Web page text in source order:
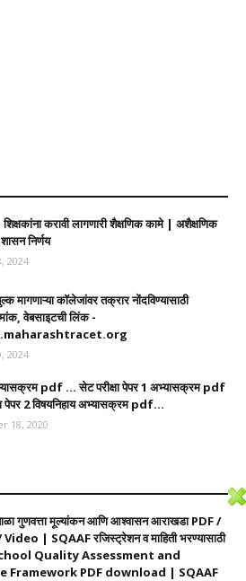
शिक्षकांना करावी लागणारी शैक्षणिक कामे | अशैक्षणिक
निर्णय
2024
शुल्क मागणाऱ्या कॉलेजांवर तक्रार नोंदविण्यासाठी
वेबसाइटची लिंक -
2024
pdf ... सेट परीक्षा पेपर 1 अभ्यासक्रम pdf
पेपर 2 विषयनिहाय अभ्यासक्रम pdf...
18, 2020
गुणवत्ता मूल्यांकन आणि आश्वासन आराखडा PDF /
| SQAAF रजिस्ट्रेशन व माहिती भरण्यासाठी
Quality Assessment and
Framework PDF download | SQAAF